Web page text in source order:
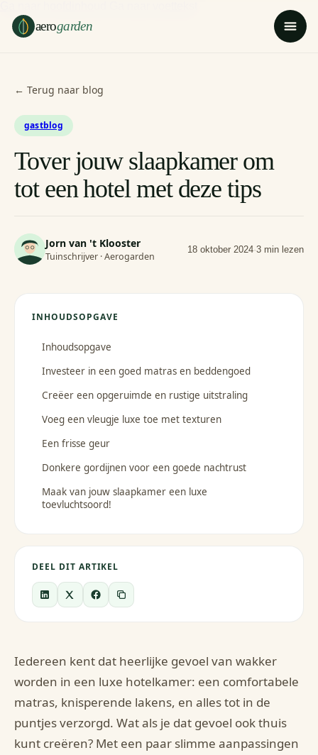
aerogarden
← Terug naar blog
gastblog
Tover jouw slaapkamer om
tot een hotel met deze tips
Jorn van 't Klooster
Tuinschrijver · Aerogarden
18 oktober 2024·3 min lezen
INHOUDSOPGAVE
Inhoudsopgave
Investeer in een goed matras en beddengoed
Creëer een opgeruimde en rustige uitstraling
Voeg een vleugje luxe toe met texturen
Een frisse geur
Donkere gordijnen voor een goede nachtrust
Maak van jouw slaapkamer een luxe
toevluchtsoord!
DEEL DIT ARTIKEL
Iedereen kent dat heerlijke gevoel van wakker
worden in een luxe hotelkamer: een comfortabele
matras, knisperende lakens, en alles tot in de
puntjes verzorgd. Wat als je dat gevoel ook thuis
kunt creëren? Met een paar slimme aanpassingen